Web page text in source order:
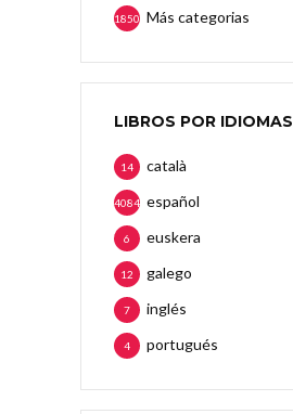
Más categorias
1850
LIBROS POR IDIOMAS
català
14
español
4084
euskera
6
galego
12
inglés
7
portugués
4